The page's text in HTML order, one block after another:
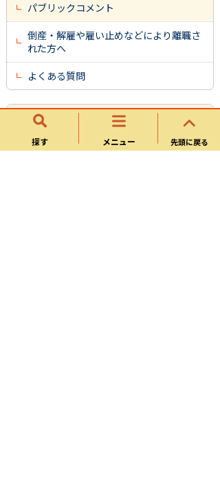
探す メニュー 先頭に戻る
パブリックコメント
倒産・解雇や雇い止めなどにより離職さ
れた方へ
よくある質問
福祉部